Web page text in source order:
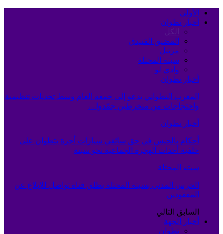
الأولى
أخبار تطوان
الكل
المضيق الفنيدق
مرتيل
سبته المحتلة
وادي لو
أخبار تطوان
المغرب التطواني يدعو إلى جمعه العام وسط تحديات تنظيمية
واحتجاجات من منخرطين جمّدوا…
أخبار تطوان
أحكام بالحبس في حق سائقي سيارات أجرة بتطوان على
خلفية أحداث الهجرة الجماعية نحو سبتة
سبته المحتلة
الحرس المدني بسبتة المحتلة يطلق قناة تواصل للإبلاغ عن
المفقودين
السابق التالي
أخبار الجهة
تطوان